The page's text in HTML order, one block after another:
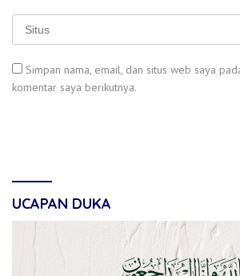
Simpan nama, email, dan situs web saya
komentar saya berikutnya.
UCAPAN DUKA